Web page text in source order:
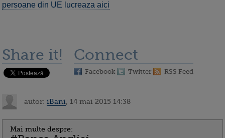
persoane din UE lucreaza aici
Share it! Connect
Facebook Twitter RSS Feed
autor: iBani , 14 mai 2015 14:38
Mai multe despre: